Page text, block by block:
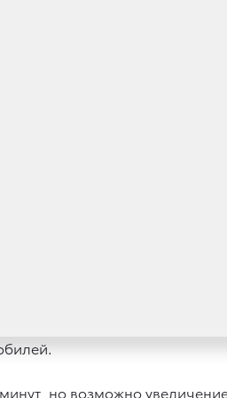
Avensis, оборудованных
с течением времени из-за
к разрушению корпуса
но возможно